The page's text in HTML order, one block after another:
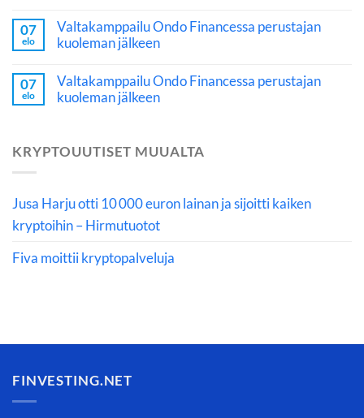
07
elo
Valtakamppailu Ondo Financessa perustajan
kuoleman jälkeen
07
elo
Valtakamppailu Ondo Financessa perustajan
kuoleman jälkeen
KRYPTOUUTISET MUUALTA
Jusa Harju otti 10 000 euron lainan ja sijoitti kaiken
kryptoihin – Hirmutuotot
Fiva moittii kryptopalveluja
FINVESTING.NET